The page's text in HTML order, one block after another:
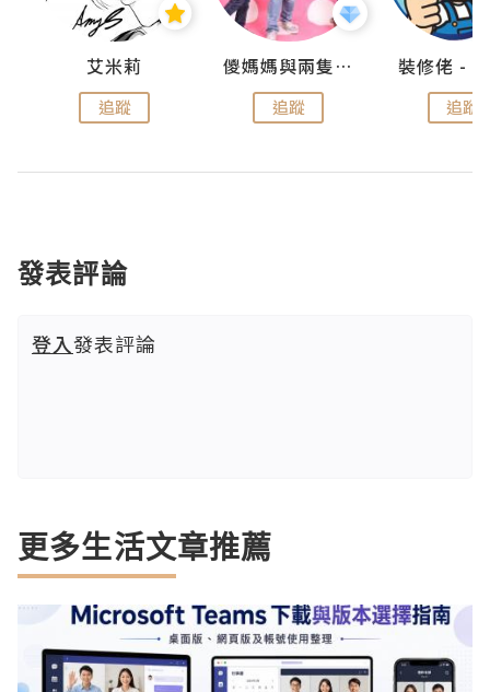
艾米莉
追蹤
儍媽媽與兩隻小魔怪之家
追蹤 追蹤
發表評論
登入發表評論
更多生活文章推薦